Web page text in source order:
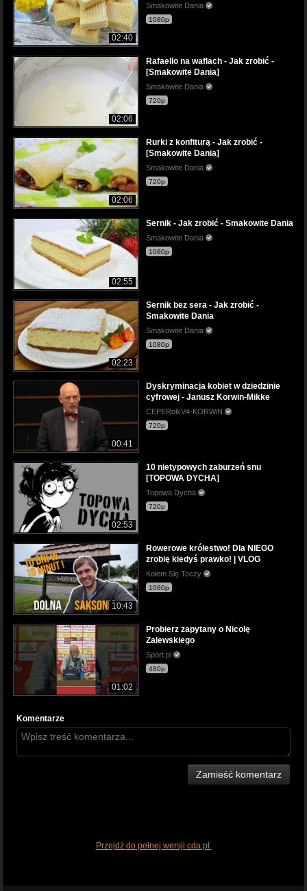
02:40
Smakowite Dania
1080p
02:06
Rafaello na waflach - Jak zrobić -
[Smakowite Dania]
Smakowite Dania
720p
02:06
Rurki z konfiturą - Jak zrobić -
[Smakowite Dania]
Smakowite Dania
720p
02:55
Sernik - Jak zrobić - Smakowite Dania
Smakowite Dania
1080p
02:23
Sernik bez sera - Jak zrobić -
Smakowite Dania
Smakowite Dania
1080p
00:41
Dyskryminacja kobiet w dziedzinie
cyfrowej - Janusz Korwin-Mikke
CEPERolkV4-KORWiN
720p
02:53
10 nietypowych zaburzeń snu
[TOPOWA DYCHA]
Topowa Dycha
720p
10:43
Rowerowe królestwo! Dla NIEGO
zrobię kiedyś prawko! | VLOG
Kołem Się Toczy
1080p
01:02
Probierz zapytany o Nicolę
Zalewskiego
Sport.pl
480p
Komentarze
Zamieść komentarz
Przejdź do pełnej wersji cda.pl